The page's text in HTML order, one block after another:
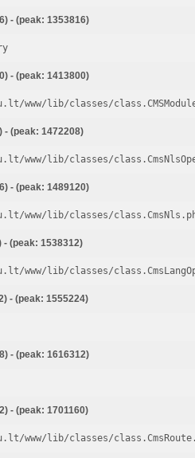
- (peak: 1353816)
- (peak: 1413800)
www/lib/classes/
- (peak: 1472208)
www/lib/classes/
- (peak: 1489120)
www/lib/classes/
- (peak: 1538312)
www/lib/classes/
- (peak: 1555224)
- (peak: 1616312)
- (peak: 1701160)
www/lib/classes/